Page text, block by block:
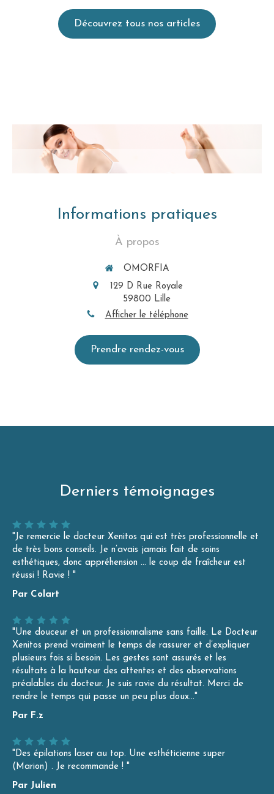
Découvrez tous nos articles
Informations pratiques
À propos
OMORFIA
129 D Rue Royale
59800 Lille
Afficher le téléphone
Prendre rendez-vous
Derniers témoignages
"Je remercie le docteur Xenitos qui est très professionnelle et
de très bons conseils. Je n’avais jamais fait de soins
esthétiques, donc appréhension … le coup de fraîcheur est
réussi ! Ravie ! "
Par Colart
"Une douceur et un professionnalisme sans faille. Le Docteur
Xenitos prend vraiment le temps de rassurer et d’expliquer
plusieurs fois si besoin. Les gestes sont assurés et les
résultats à la hauteur des attentes et des observations
préalables du docteur. Je suis ravie du résultat. Merci de
rendre le temps qui passe un peu plus doux…"
Par F.z
"Des épilations laser au top. Une esthéticienne super
(Marion) . Je recommande ! "
Par Julien